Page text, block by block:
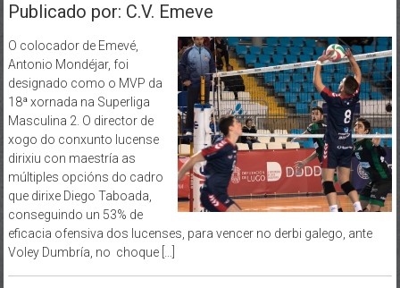
Publicado por: C.V. Emeve
O colocador de Emevé,
Antonio Mondéjar, foi
designado como o MVP da
18ª xornada na Superliga
Masculina 2. O director de
xogo do conxunto lucense
dirixiu con maestría as
múltiples opcións do cadro
que dirixe Diego Taboada,
conseguindo un 53% de
eficacia ofensiva dos lucenses, para vencer no derbi galego, ante
Voley Dumbría, no choque […]